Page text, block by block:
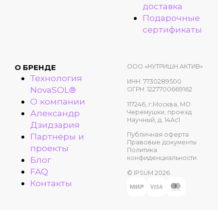
доставка
Подарочные
сертификаты
О БРЕНДЕ
Технология
NovaSOL®
О компании
Александр
Дзидзария
Партнёры и
проекты
Блог
FAQ
Контакты
ООО «НУТРИШН АКТИВ»
ИНН: 7730289500
ОГРН: 1227700669162
117246, г.Москва, МО
Черемушки, проезд
Научный, д. 14Ас1
Публичная оферта
Правовые документы
Политика
конфиденциальности
© IPSUM 2026